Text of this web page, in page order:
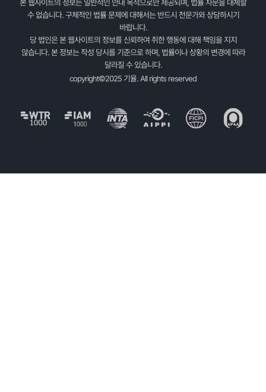
본 웹사이트의 정보는 일반적인 안내 목적으로만 제공되며, 법률 자문을 대체할
수 없습니다. 구체적인 법률 문제에 대해서는 반드시 전문가와 상담하시기
바랍니다.
당 법인은 본 웹사이트의 정보를 신뢰하여 취한 행동에 대해 책임을 지지
않습니다. 본 정보는 작성 당시를 기준으로 하며, 법률이나 상황의 변경에 따라
달라질 수 있습니다.
copyright©2025 기율. All rights reserved